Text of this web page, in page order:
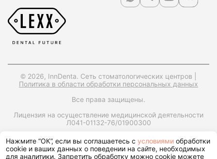
© 2026, InnDenta. Сеть стоматологических центров |
Политика в области обработки персональных данных
Все права защищены.
Лицензия на осуществление медицинской деятельности
Л041-01132-76/01900300
ИНН: 7604397560, ОРГН: 1247600006170, Юр. адрес:
150049, Ярославская обл., г. Ярославль, ул. Городской Вал,
д15, корп. 1, помещ. 25
Нажмите “ОК”, если вы соглашаетесь с условиями обработки
cookie и ваших данных о поведении на сайте, необходимых
для аналитики. Запретить обработку можно cookie можете